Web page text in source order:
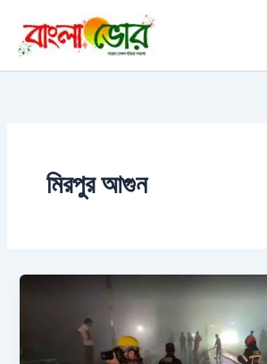
content
মিরপুর আগুন